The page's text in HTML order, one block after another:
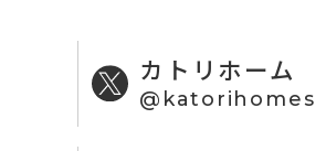
カトリホーム
@katorihomes